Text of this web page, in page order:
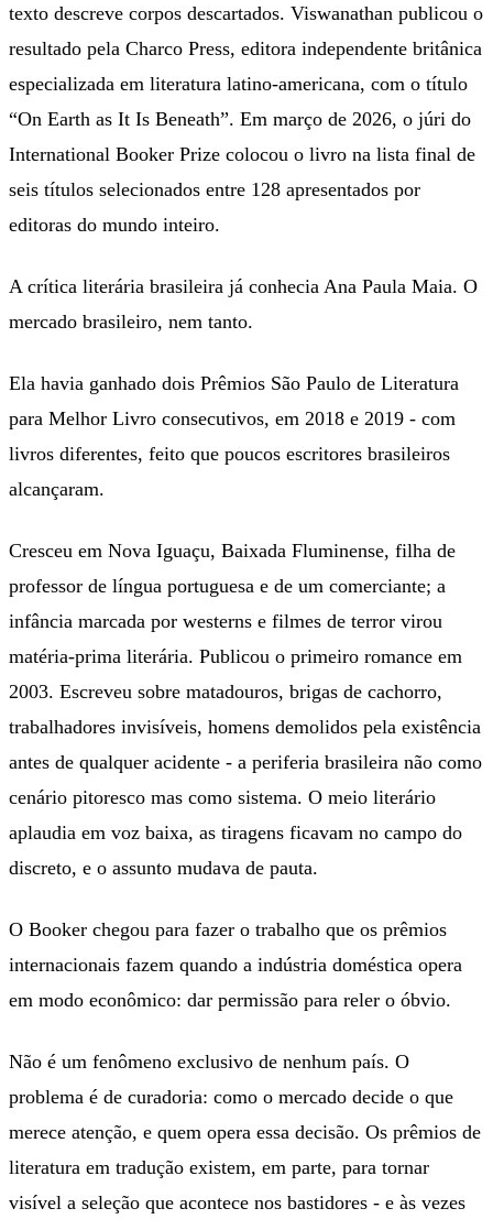
texto descreve corpos descartados. Viswanathan publicou o
resultado pela Charco Press, editora independente britânica
especializada em literatura latino-americana, com o título
“On Earth as It Is Beneath”. Em março de 2026, o júri do
International Booker Prize colocou o livro na lista final de
seis títulos selecionados entre 128 apresentados por
editoras do mundo inteiro.
A crítica literária brasileira já conhecia Ana Paula Maia. O
mercado brasileiro, nem tanto.
Ela havia ganhado dois Prêmios São Paulo de Literatura
para Melhor Livro consecutivos, em 2018 e 2019 - com
livros diferentes, feito que poucos escritores brasileiros
alcançaram.
Cresceu em Nova Iguaçu, Baixada Fluminense, filha de
professor de língua portuguesa e de um comerciante; a
infância marcada por westerns e filmes de terror virou
matéria-prima literária. Publicou o primeiro romance em
2003. Escreveu sobre matadouros, brigas de cachorro,
trabalhadores invisíveis, homens demolidos pela existência
antes de qualquer acidente - a periferia brasileira não como
cenário pitoresco mas como sistema. O meio literário
aplaudia em voz baixa, as tiragens ficavam no campo do
discreto, e o assunto mudava de pauta.
O Booker chegou para fazer o trabalho que os prêmios
internacionais fazem quando a indústria doméstica opera
em modo econômico: dar permissão para reler o óbvio.
Não é um fenômeno exclusivo de nenhum país. O
problema é de curadoria: como o mercado decide o que
merece atenção, e quem opera essa decisão. Os prêmios de
literatura em tradução existem, em parte, para tornar
visível a seleção que acontece nos bastidores - e às vezes